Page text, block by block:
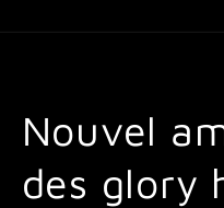
Nouvel
des glory